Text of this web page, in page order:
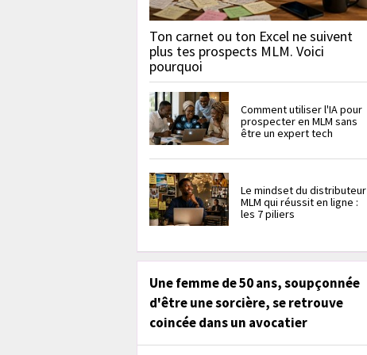
Ton carnet ou ton Excel ne suivent
plus tes prospects MLM. Voici
pourquoi
Comment utiliser l'IA pour
prospecter en MLM sans
être un expert tech
Le mindset du distributeur
MLM qui réussit en ligne :
les 7 piliers
Une femme de 50 ans, soupçonnée
d'être une sorcière, se retrouve
coincée dans un avocatier